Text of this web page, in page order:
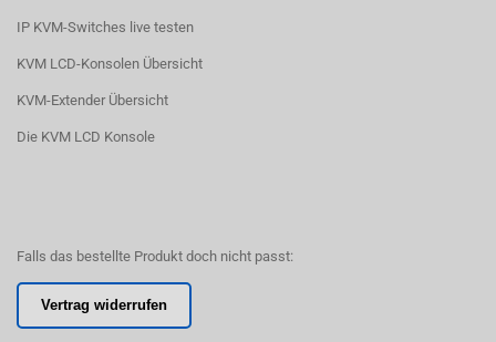
IP KVM-Switches live testen
KVM LCD-Konsolen Übersicht
KVM-Extender Übersicht
Die KVM LCD Konsole
Falls das bestellte Produkt doch nicht passt:
Vertrag widerrufen